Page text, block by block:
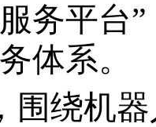
务平台
体系。
围绕机